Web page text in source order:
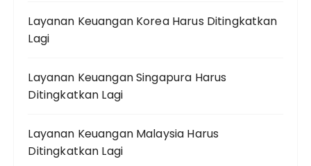
Layanan Keuangan Korea Harus Ditingkatkan
Lagi
Layanan Keuangan Singapura Harus
Ditingkatkan Lagi
Layanan Keuangan Malaysia Harus
Ditingkatkan Lagi